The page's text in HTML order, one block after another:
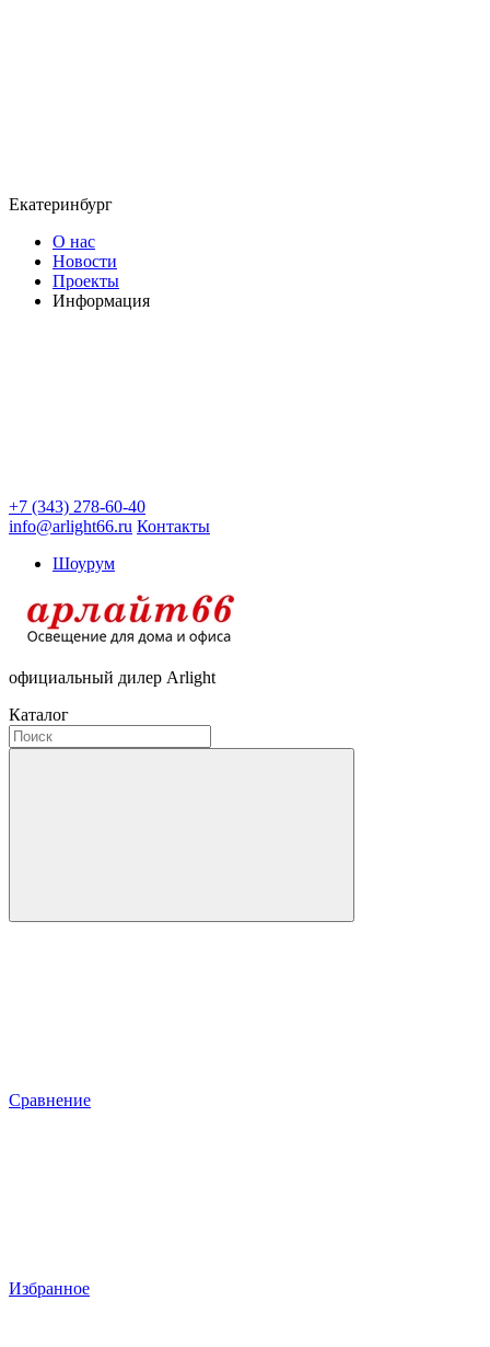
Екатеринбург
О нас
Новости
Проекты
Информация
+7 (343) 278-60-40
info@arlight66.ru Контакты
Шоурум
официальный дилер Arlight
Каталог
Сравнение
Избранное